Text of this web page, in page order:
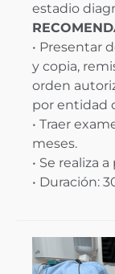
estadio
• Presentar
y copia,
orden
por entidad
• Traer
meses.
• Se realiza
• Duración: